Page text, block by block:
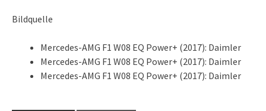
Bildquelle
Mercedes-AMG F1 W08 EQ Power+ (2017): Daimler
Mercedes-AMG F1 W08 EQ Power+ (2017): Daimler
Mercedes-AMG F1 W08 EQ Power+ (2017): Daimler